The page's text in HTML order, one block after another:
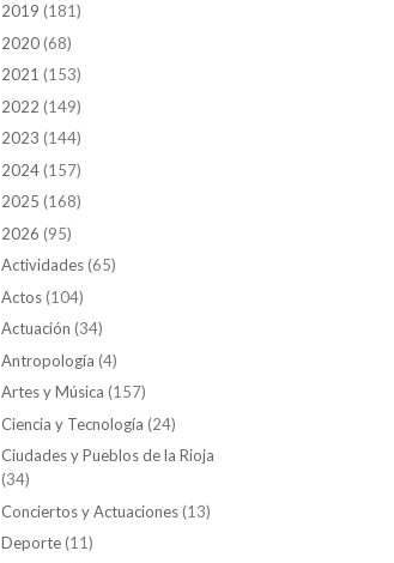
2019 (181)
2020 (68)
2021 (153)
2022 (149)
2023 (144)
2024 (157)
2025 (168)
2026 (95)
Actividades (65)
Actos (104)
Actuación (34)
Antropología (4)
Artes y Música (157)
Ciencia y Tecnología (24)
Ciudades y Pueblos de la Rioja
(34)
Conciertos y Actuaciones (13)
Deporte (11)